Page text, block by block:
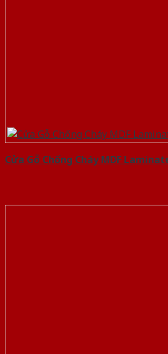
Cửa Gỗ Chống Cháy MDF